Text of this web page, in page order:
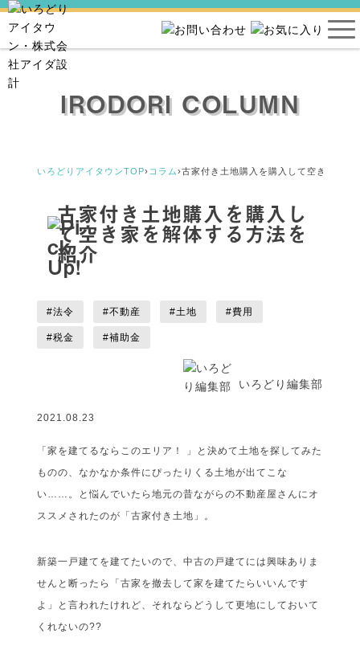
IRODORI COLUMN
いろどりアイタウンTOP› コラム›古家付き土地購入を購入して空き家を解
古家付き土地購入を購入し
て空き家を解体する方法を
紹介
#法令 #不動産 #土地 #費用
#税金 #補助金
いろどり編集部
2021.08.23
「家を建てるならこのエリア！ 」と決めて土地を探してみた
ものの、なかなか条件にぴったりくる土地が出てこな
い……。と悩んでいたら地元の昔ながらの不動産屋さんにオ
ススメされたのが「古家付き土地」。
新築一戸建てを建てたいので、中古の戸建てには興味ありま
せんと断ったら「古家を撤去して家を建てたらいいんです
よ」と言われたけれど、それならどうして更地にしておいて
くれないの??